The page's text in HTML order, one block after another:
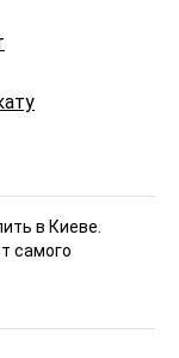
в Киеве.
самого